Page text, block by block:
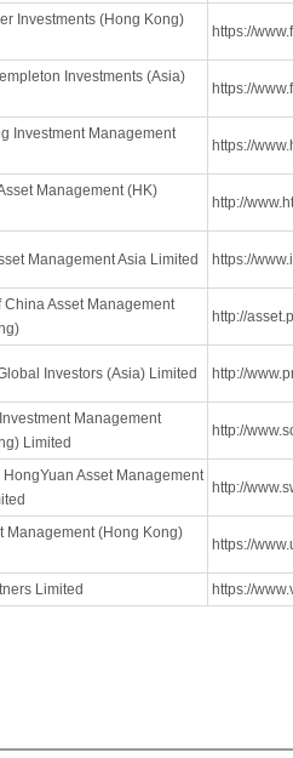
Investments (Hong Kong)
https://
Investments (Asia)
https://
Investment Management
https://
Management (HK)
http://
Management Asia Limited https://
China Asset Management
http://
Investors (Asia) Limited http://
Management
Limited
http://
Asset Management
http://
Management (Hong Kong)
https://
Limited https://